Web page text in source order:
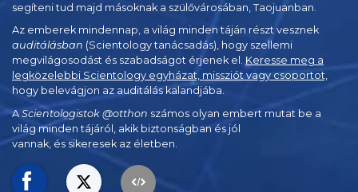
segíteni tud majd másoknak a szülővárosában, Taojuanban.
Az emberek mindennap, a világ minden táján részt vesznek
auditálásban (Scientology tanácsadás), hogy szellemi
megvilágosodást és szabadságot érjenek el.Keresse meg a
legközelebbi Scientology egyházat, missziót vagy csoportot,
hogy belevágjon az auditálás kalandjába.
A Scientologistok @otthon számos olyan embert mutat be a
világ minden tájáról, akik biztonságban és jól
vannak, és sikeresek az életben.